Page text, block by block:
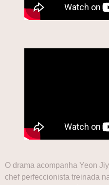
O drama acompanha Yeon
chef perfeccionista treinada